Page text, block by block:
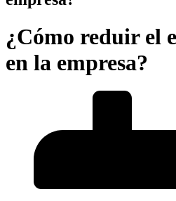
¿Cómo reduir el
en la empresa?